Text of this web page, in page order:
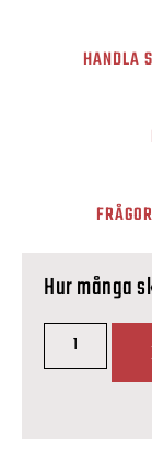
HANDLA
Hur många